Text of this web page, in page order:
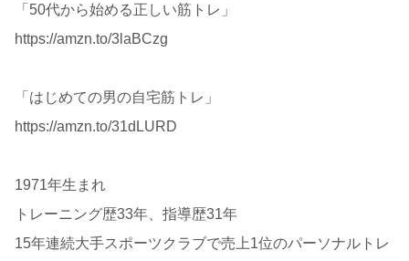
「50代から始める正しい筋トレ」
https://amzn.to/3laBCzg
「はじめての男の自宅筋トレ」
https://amzn.to/31dLURD
1971年生まれ
トレーニング歴33年、指導歴31年
15年連続大手スポーツクラブで売上1位のパーソナルトレ